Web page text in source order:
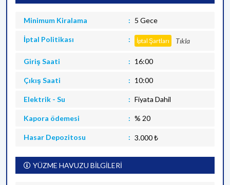
Minimum Kiralama 5 Gece
İptal Politikası İptal Şartları Tıkla
Giriş Saati 16:00
Çıkış Saati 10:00
Elektrik - Su Fiyata Dahil
Kapora ödemesi % 20
Hasar Depozitosu 3.000 ₺
YÜZME HAVUZU BİLGİLERİ